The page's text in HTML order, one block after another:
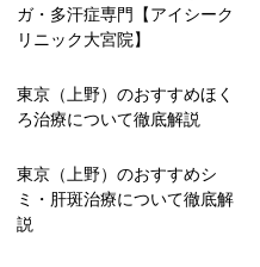
ガ・多汗症専門【アイシーク
リニック大宮院】
東京（上野）のおすすめほく
ろ治療について徹底解説
東京（上野）のおすすめシ
ミ・肝斑治療について徹底解
説